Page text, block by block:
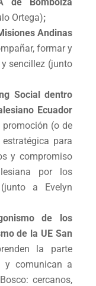
Ortega);
Andinas
formar y
sencillez (junto
Social dentro
Ecuador
(o de
para
y compromiso
por los
a Evelyn
de los
de la UE San
la parte
y comunican a
cercanos,